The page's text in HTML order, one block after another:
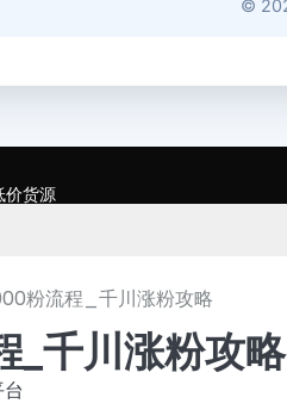
货源
粉流程_千川涨粉攻略
_千川涨粉攻略